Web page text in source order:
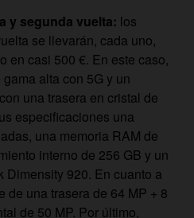
y segunda vuelta: los
se llevarán, cada uno,
en casi 500 €. En este caso,
gama alta con 5G y un
una trasera en cristal de
especificaciones una
una memoria RAM de
interno de 256 GB y un
Dimensity 920. En cuanto a
de una trasera de 64 MP + 8
de 50 MP. Por último,